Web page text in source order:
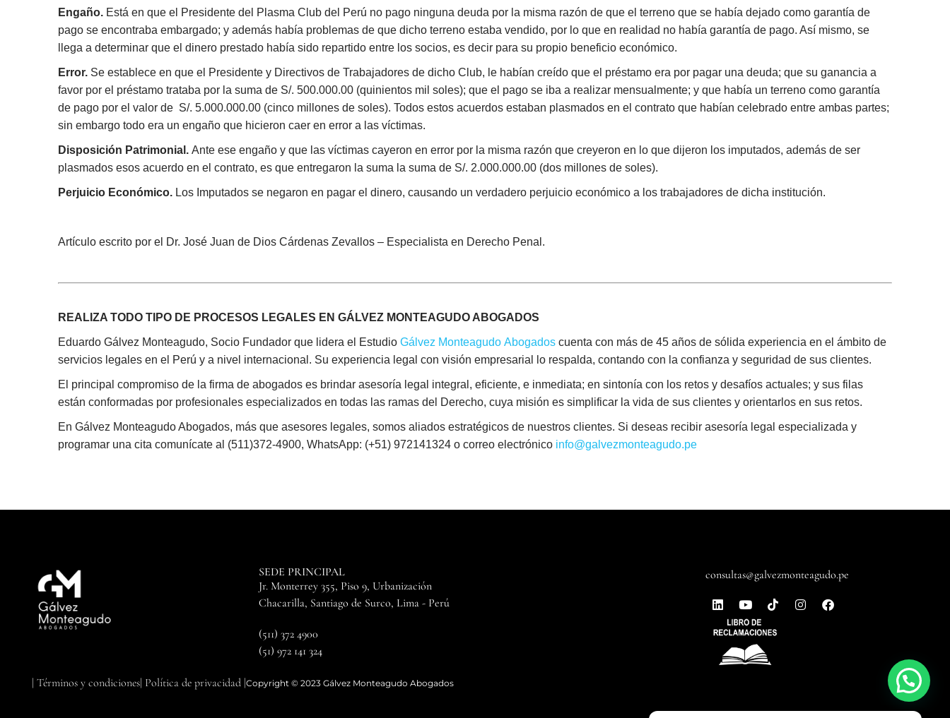
Engaño. Está en que el Presidente del Plasma Club del Perú no pago ninguna deuda por la misma razón de que el terreno que se había dejado como garantía de
pago se encontraba embargado; y además había problemas de que dicho terreno estaba vendido, por lo que en realidad no había garantía de pago. Así mismo, se
llega a determinar que el dinero prestado había sido repartido entre los socios, es decir para su propio beneficio económico.
Error. Se establece en que el Presidente y Directivos de Trabajadores de dicho Club, le habían creído que el préstamo era por pagar una deuda; que su ganancia a
favor por el préstamo trataba por la suma de S/. 500.000.00 (quinientos mil soles); que el pago se iba a realizar mensualmente; y que había un terreno como garantía
de pago por el valor de S/. 5.000.000.00 (cinco millones de soles). Todos estos acuerdos estaban plasmados en el contrato que habían celebrado entre ambas partes;
sin embargo todo era un engaño que hicieron caer en error a las víctimas.
Disposición Patrimonial. Ante ese engaño y que las víctimas cayeron en error por la misma razón que creyeron en lo que dijeron los imputados, además de ser
plasmados esos acuerdo en el contrato, es que entregaron la suma la suma de S/. 2.000.000.00 (dos millones de soles).
Perjuicio Económico. Los Imputados se negaron en pagar el dinero, causando un verdadero perjuicio económico a los trabajadores de dicha institución.
Artículo escrito por el Dr. José Juan de Dios Cárdenas Zevallos – Especialista en Derecho Penal.
REALIZA TODO TIPO DE PROCESOS LEGALES EN GÁLVEZ MONTEAGUDO ABOGADOS
Eduardo Gálvez Monteagudo, Socio Fundador que lidera el Estudio Gálvez Monteagudo Abogados cuenta con más de 45 años de sólida experiencia en el ámbito de
servicios legales en el Perú y a nivel internacional. Su experiencia legal con visión empresarial lo respalda, contando con la confianza y seguridad de sus clientes.
El principal compromiso de la firma de abogados es brindar asesoría legal integral, eficiente, e inmediata; en sintonía con los retos y desafíos actuales; y sus filas
están conformadas por profesionales especializados en todas las ramas del Derecho, cuya misión es simplificar la vida de sus clientes y orientarlos en sus retos.
En Gálvez Monteagudo Abogados, más que asesores legales, somos aliados estratégicos de nuestros clientes. Si deseas recibir asesoría legal especializada y
programar una cita comunícate al (511)372-4900, WhatsApp: (+51) 972141324 o correo electrónico info@galvezmonteagudo.pe
SEDE PRINCIPAL
Jr. Monterrey 355, Piso 9, Urbanización
Chacarilla, Santiago de Surco, Lima - Perú
(511) 372 4900
(51) 972 141 324
consultas@galvezmonteagudo.pe
| Términos y condiciones| Política de privacidad |Copyright © 2023 Gálvez Monteagudo Abogados